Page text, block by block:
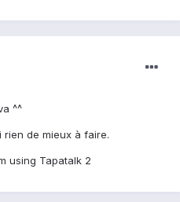
^^
de mieux à faire.
using Tapatalk 2